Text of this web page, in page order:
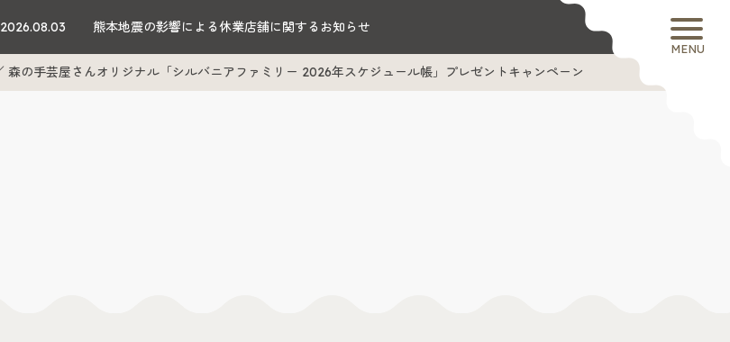
MENU
2026.08.03 熊本地震の影響による休業店舗に関するお知らせ
森の手芸屋さんオリジナル「シルバニアファミリー 2026年スケジュール帳」プレゼントキャンペーン